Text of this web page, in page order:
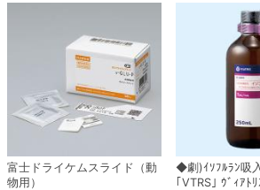
富士ドライケムスライド（動
物用）
◆劇)ｲｿﾌﾙﾗﾝ吸
｢VTRS｣ ｳﾞｨｱﾄ